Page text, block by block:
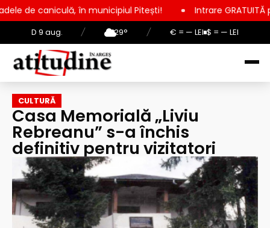
D 9 aug. / 29° / € = — LEI $ = — LEI
în municipiul Pitești! Intrare GRATUITĂ pentru copii,
CULTURĂ
Casa Memorială „Liviu
Rebreanu” s-a închis
definitiv pentru vizitatori